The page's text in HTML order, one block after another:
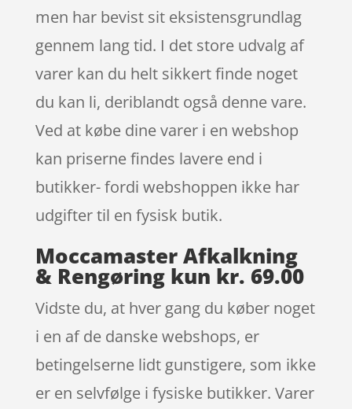
men har bevist sit eksistensgrundlag
gennem lang tid. I det store udvalg af
varer kan du helt sikkert finde noget
du kan li, deriblandt også denne vare.
Ved at købe dine varer i en webshop
kan priserne findes lavere end i
butikker- fordi webshoppen ikke har
udgifter til en fysisk butik.
Moccamaster Afkalkning
& Rengøring kun kr. 69.00
Vidste du, at hver gang du køber noget
i en af de danske webshops, er
betingelserne lidt gunstigere, som ikke
er en selvfølge i fysiske butikker. Varer